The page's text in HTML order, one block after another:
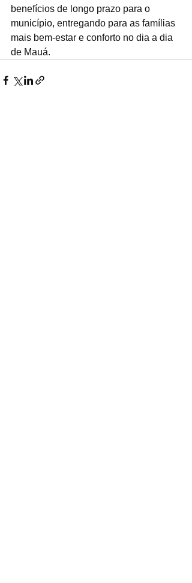
benefícios de longo prazo para o
município, entregando para as famílias
mais bem-estar e conforto no dia a dia
de Mauá.